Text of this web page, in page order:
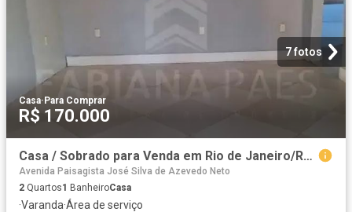
7 fotos
Casa· Para Comprar
R$ 170.000
Casa / Sobrado para Venda em Rio de Janeiro/RJ Guaratiba 2 Quartos
Avenida Paisagista José Silva de Azevedo Neto
2 Quartos1 BanheiroCasa
·Varanda·Área de serviço